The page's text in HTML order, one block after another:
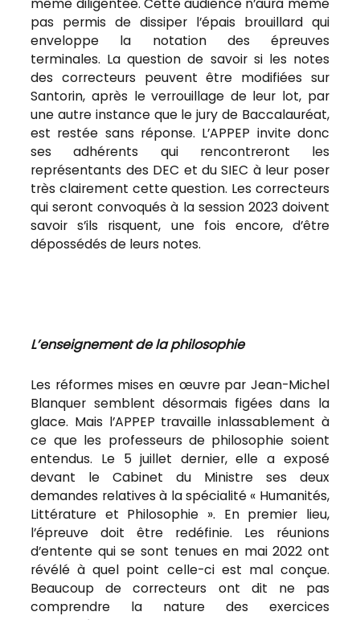
même diligentée. Cette audience n’aura même
pas permis de dissiper l’épais brouillard qui
enveloppe la notation des épreuves
terminales. La question de savoir si les notes
des correcteurs peuvent être modifiées sur
Santorin, après le verrouillage de leur lot, par
une autre instance que le jury de Baccalauréat,
est restée sans réponse. L’APPEP invite donc
ses adhérents qui rencontreront les
représentants des DEC et du SIEC à leur poser
très clairement cette question. Les correcteurs
qui seront convoqués à la session 2023 doivent
savoir s’ils risquent, une fois encore, d’être
dépossédés de leurs notes.
L’enseignement de la philosophie
Les réformes mises en œuvre par Jean-Michel
Blanquer semblent désormais figées dans la
glace. Mais l’APPEP travaille inlassablement à
ce que les professeurs de philosophie soient
entendus. Le 5 juillet dernier, elle a exposé
devant le Cabinet du Ministre ses deux
demandes relatives à la spécialité « Humanités,
Littérature et Philosophie ». En premier lieu,
l’épreuve doit être redéfinie. Les réunions
d’entente qui se sont tenues en mai 2022 ont
révélé à quel point celle-ci est mal conçue.
Beaucoup de correcteurs ont dit ne pas
comprendre la nature des exercices